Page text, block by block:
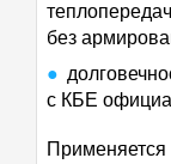
без
с КБЕ
Применяется